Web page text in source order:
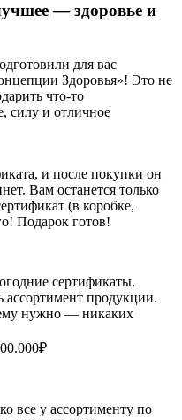
— здоровье и
для вас
Здоровья»! Это не
что-то
силу и отличное
и после покупки он
Вам останется только
(в коробке,
Подарок готов!
сертификаты.
ассортимент продукции.
нужно — никаких
все у ассортименту по